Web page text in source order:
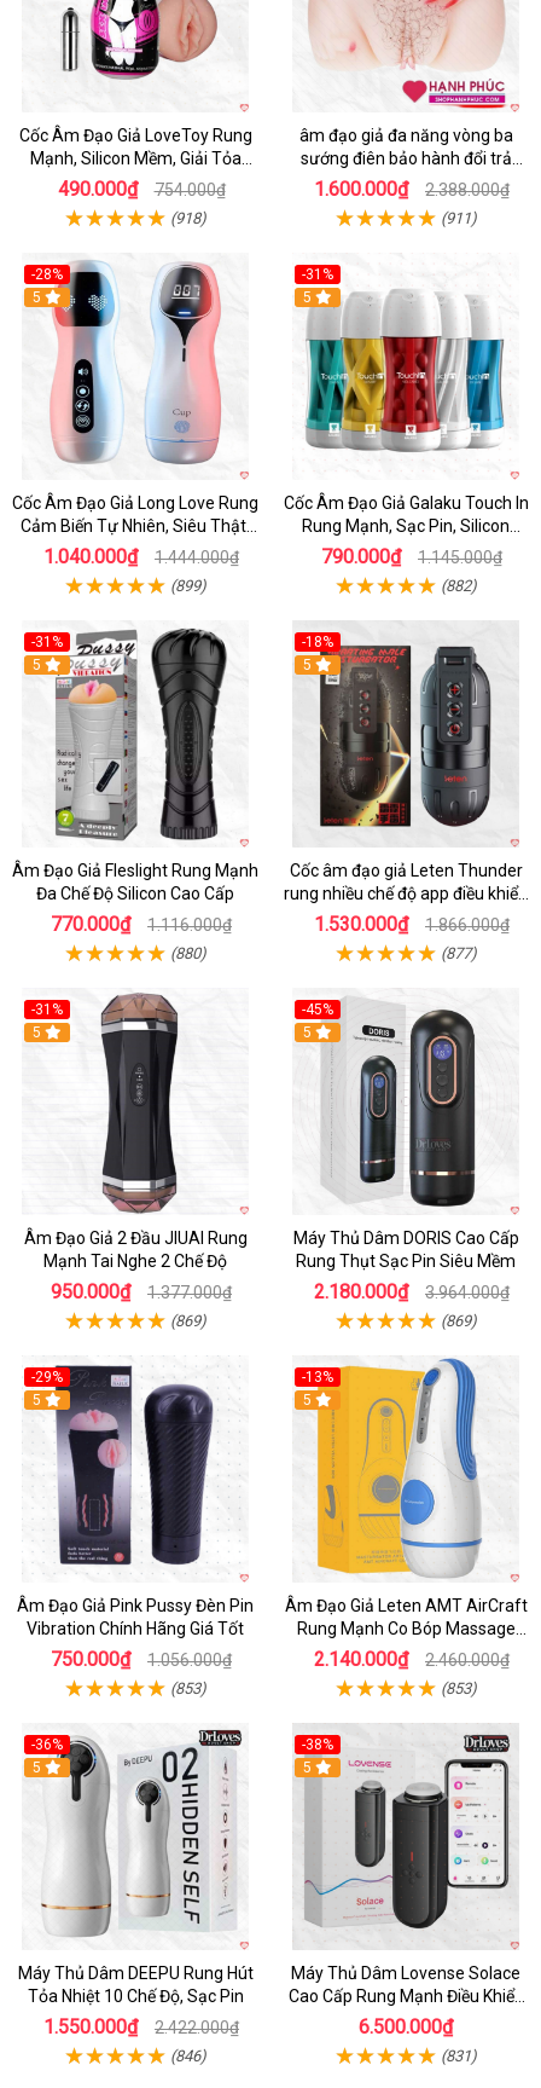
Cốc Âm Đạo Giả LoveToy Rung
Mạnh, Silicon Mềm, Giải Tỏa
Sinh Lý
490.000₫ 754.000₫
(918)
âm đạo giả đa năng vòng ba
sướng điên bảo hành đổi trả
nhanh
1.600.000₫ 2.388.000₫
(911)
-28%
5
Cốc Âm Đạo Giả Long Love Rung
Cảm Biến Tự Nhiên, Siêu Thật,
Sướng
1.040.000₫ 1.444.000₫
(899)
-31%
Hot
5
Cốc Âm Đạo Giả Galaku Touch In
Rung Mạnh, Sạc Pin, Silicon
Mềm
790.000₫ 1.145.000₫
(882)
-31%
5
Âm Đạo Giả Fleslight Rung Mạnh
Đa Chế Độ Silicon Cao Cấp
770.000₫ 1.116.000₫
(880)
-18%
5
Cốc âm đạo giả Leten Thunder
rung nhiều chế độ app điều khiển
tiện lợi
1.530.000₫ 1.866.000₫
(877)
-31%
5
Âm Đạo Giả 2 Đầu JIUAI Rung
Mạnh Tai Nghe 2 Chế Độ
950.000₫ 1.377.000₫
(869)
-45%
Hot
5
Máy Thủ Dâm DORIS Cao Cấp
Rung Thụt Sạc Pin Siêu Mềm
2.180.000₫ 3.964.000₫
(869)
-29%
5
Âm Đạo Giả Pink Pussy Đèn Pin
Vibration Chính Hãng Giá Tốt
750.000₫ 1.056.000₫
(853)
-13%
5
Âm Đạo Giả Leten AMT AirCraft
Rung Mạnh Co Bóp Massage
Êm Ái
2.140.000₫ 2.460.000₫
(853)
-36%
Hot
5
Máy Thủ Dâm DEEPU Rung Hút
Tỏa Nhiệt 10 Chế Độ, Sạc Pin
1.550.000₫ 2.422.000₫
(846)
-38%
Hot
5
Máy Thủ Dâm Lovense Solace
Cao Cấp Rung Mạnh Điều Khiển
App
6.500.000₫
(831)